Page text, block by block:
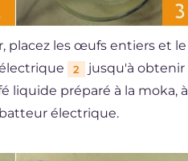
placez les œufs entiers et le
2
jusqu'à obtenir
liquide préparé à la moka, à
électrique.